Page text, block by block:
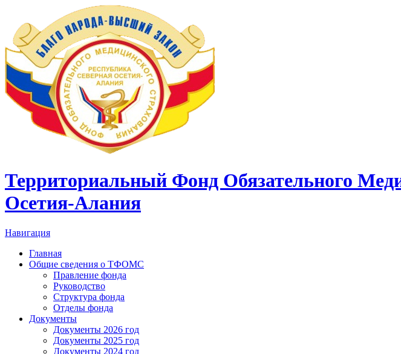
Территориальный Фонд Обязательного
Осетия-Алания
Навигация
Главная
Общие сведения о ТФОМС
Правление фонда
Руководство
Структура фонда
Отделы фонда
Документы
Документы 2026 год
Документы 2025 год
Документы 2024 год